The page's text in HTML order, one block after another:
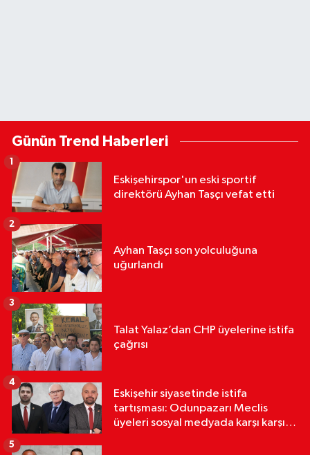
Günün Trend Haberleri
Eskişehirspor'un eski sportif
direktörü Ayhan Taşçı vefat etti
1
Ayhan Taşçı son yolculuğuna
uğurlandı
2
Talat Yalaz’dan CHP üyelerine istifa
çağrısı
3
Eskişehir siyasetinde istifa
tartışması: Odunpazarı Meclis
üyeleri sosyal medyada karşı karşıya
4
5